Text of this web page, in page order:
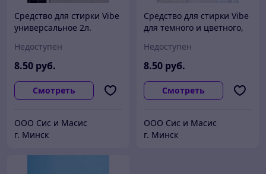
Средство для стирки Vibe
универсальное 2л.
Недоступен
8.50 руб.
Смотреть
ООО Сис и Масис
г. Минск
Средство для стирки Vibe
для темного и цветного,
Недоступен
8.50 руб.
Смотреть
ООО Сис и Масис
г. Минск